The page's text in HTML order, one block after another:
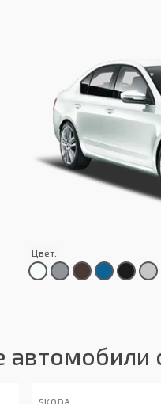
Цвет:
SKODA